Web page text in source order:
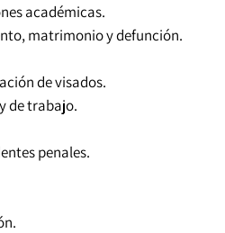
académicas.
matrimonio y defunción.
de visados.
de trabajo.
penales.